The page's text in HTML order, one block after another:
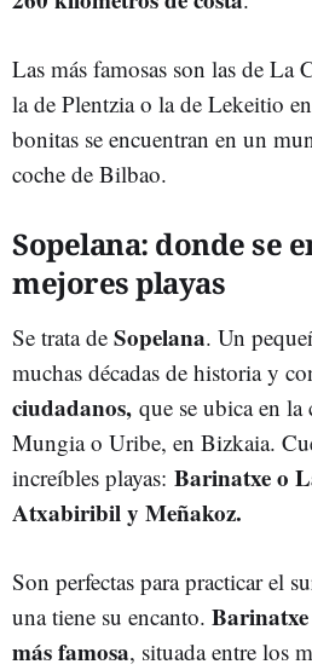
Las más famosas son las de La
la de Plentzia o la de Lekeitio
bonitas se encuentran en un
coche de Bilbao.
Sopelana: donde se
mejores playas
Se trata de Sopelana. Un
muchas décadas de historia y
ciudadanos, que se ubica en la
Mungia o Uribe, en Bizkaia.
increíbles playas: Barinatxe o
Atxabiribil y Meñakoz.
Son perfectas para practicar el
una tiene su encanto.
más famosa, situada entre los